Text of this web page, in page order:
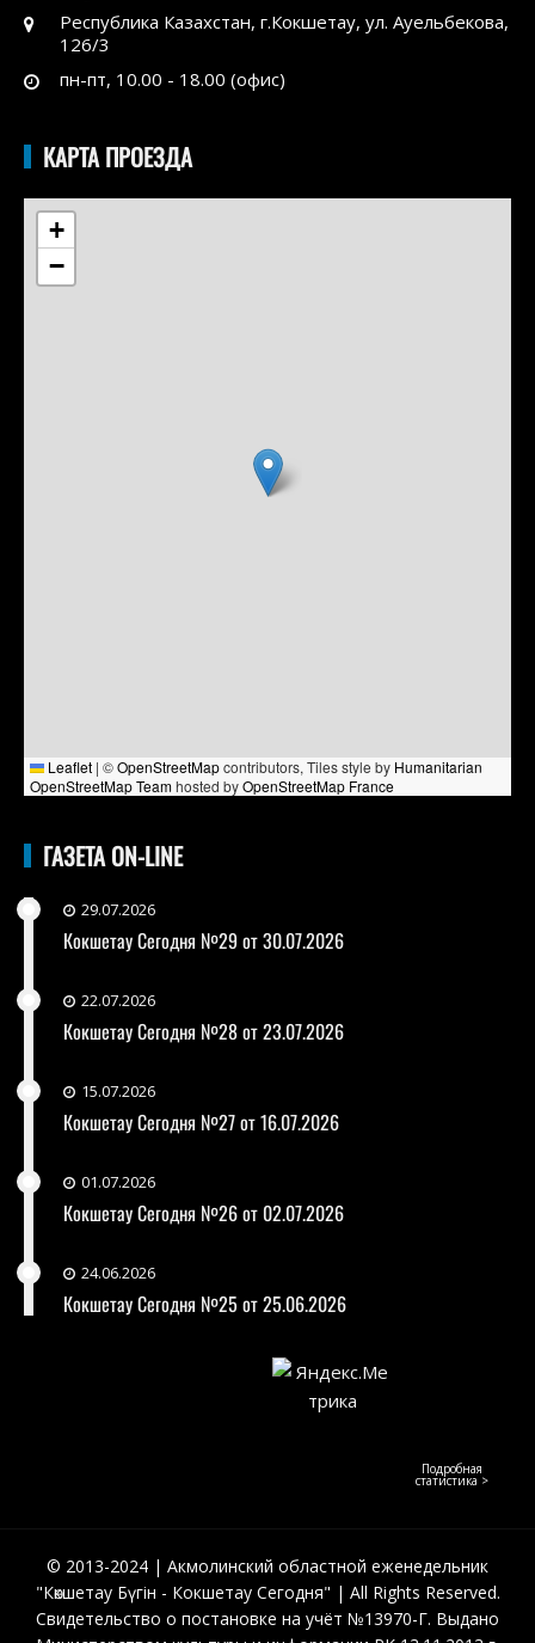
Республика Казахстан, г.Кокшетау, ул. Ауельбекова,
126/3
пн-пт, 10.00 - 18.00 (офис)
КАРТА ПРОЕЗДА
+
−
Leaflet | ©OpenStreetMapcontributors, Tiles style by Humanitarian
OpenStreetMap Teamhosted byOpenStreetMap France
ГАЗЕТА ON-LINE
29.07.2026
Кокшетау Сегодня №29 от 30.07.2026
22.07.2026
Кокшетау Сегодня №28 от 23.07.2026
15.07.2026
Кокшетау Сегодня №27 от 16.07.2026
01.07.2026
Кокшетау Сегодня №26 от 02.07.2026
24.06.2026
Кокшетау Сегодня №25 от 25.06.2026
Подробная
статистика >
© 2013-2024 | Акмолинский областной еженедельник
"Көкшетау Бүгін - Кокшетау Сегодня" | All Rights Reserved.
Свидетельство о постановке на учёт №13970-Г. Выдано